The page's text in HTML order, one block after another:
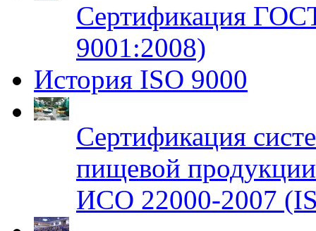
Сертификация
9001:2008)
История ISO 9000
Сертификация
пищевой
ИСО 22000-2007